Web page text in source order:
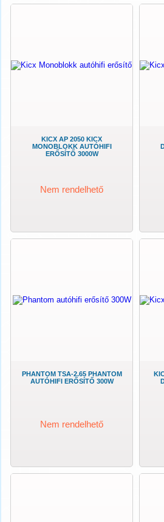
KICX AP 2050 KICX
MONOBLOKK AUTÓHIFI
ERŐSÍTŐ 3000W
Nem rendelhető
PHANTOM TSA-2.65 PHANTOM
AUTÓHIFI ERŐSÍTŐ 300W
Nem rendelhető